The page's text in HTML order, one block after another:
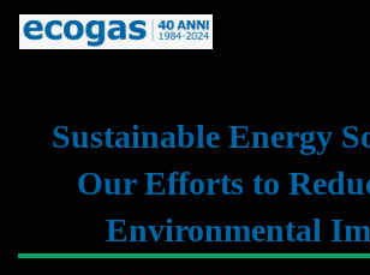
Sustainable Energy
Our Efforts to
Environmental